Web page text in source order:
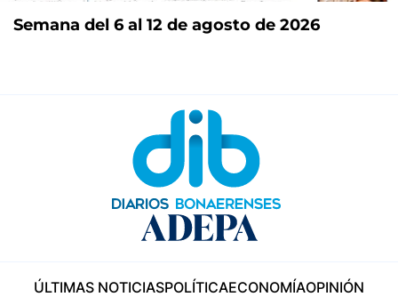
Semana del 6 al 12 de agosto de 2026
ÚLTIMAS NOTICIASPOLÍTICAECONOMÍAOPINIÓN